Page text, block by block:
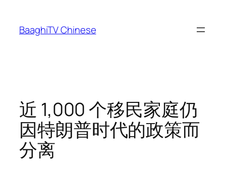
content
BaaghiTV Chinese
近 1,000 个移民家庭仍
因特朗普时代的政策而
分离